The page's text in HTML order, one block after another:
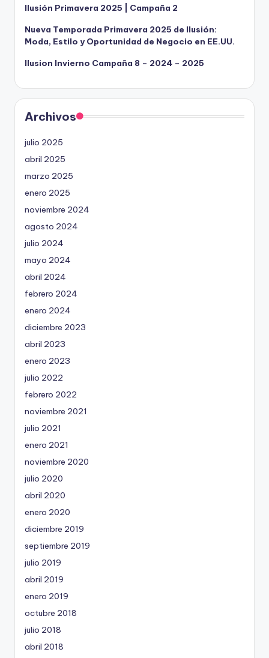
Ilusión Primavera 2025 | Campaña 2
Nueva Temporada Primavera 2025 de Ilusión:
Moda, Estilo y Oportunidad de Negocio en EE.UU.
Ilusion Invierno Campaña 8 – 2024 – 2025
Archivos
julio 2025
abril 2025
marzo 2025
enero 2025
noviembre 2024
agosto 2024
julio 2024
mayo 2024
abril 2024
febrero 2024
enero 2024
diciembre 2023
abril 2023
enero 2023
julio 2022
febrero 2022
noviembre 2021
julio 2021
enero 2021
noviembre 2020
julio 2020
abril 2020
enero 2020
diciembre 2019
septiembre 2019
julio 2019
abril 2019
enero 2019
octubre 2018
julio 2018
abril 2018